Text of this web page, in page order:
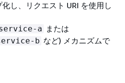
し、リクエスト URI を使用し
a または
b など) メカニズムで